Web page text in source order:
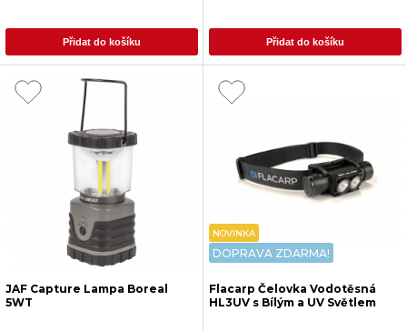
Přidat do košíku Přidat do košíku
JAF Capture Lampa Boreal
5WT
NOVINKA
DOPRAVA ZDARMA!
Flacarp Čelovka Vodotěsná
HL3UV s Bílým a UV Světlem